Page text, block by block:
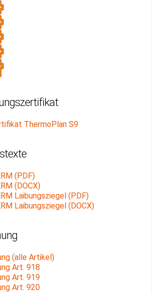
ThermoPlan S9
(PDF)
(DOCX)
Laibungsziegel (PDF)
Laibungsziegel (DOCX)
(alle Artikel)
Art. 918
Art. 919
Art. 920